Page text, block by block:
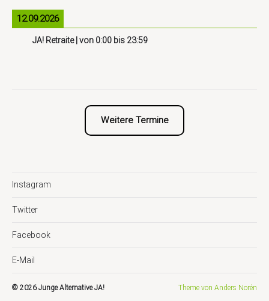
12.09.2026
JA! Retraite| von 0:00 bis 23:59
Weitere Termine
Instagram
Twitter
Facebook
E-Mail
© 2026Junge Alternative JA! Theme von Anders Norén